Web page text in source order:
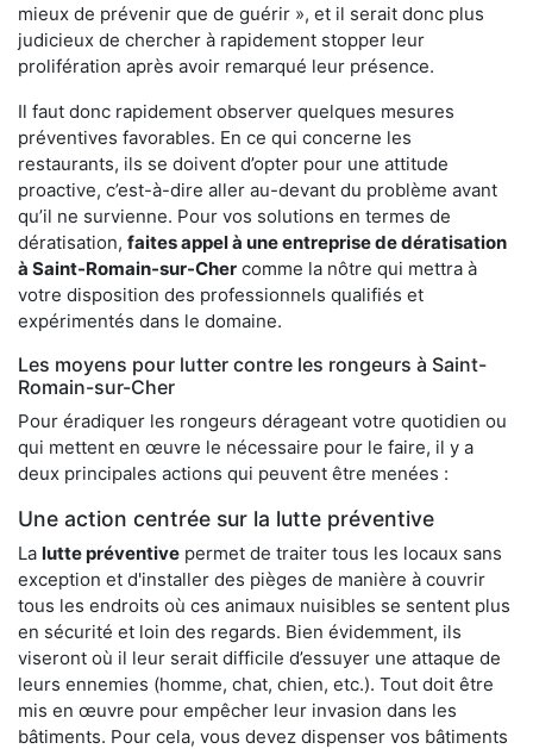
mieux de prévenir que de guérir », et il serait donc plus
judicieux de chercher à rapidement stopper leur
prolifération après avoir remarqué leur présence.
Il faut donc rapidement observer quelques mesures
préventives favorables. En ce qui concerne les
restaurants, ils se doivent d’opter pour une attitude
proactive, c’est-à-dire aller au-devant du problème avant
qu’il ne survienne. Pour vos solutions en termes de
dératisation, faites appel à une entreprise de dératisation
à Saint-Romain-sur-Cher comme la nôtre qui mettra à
votre disposition des professionnels qualifiés et
expérimentés dans le domaine.
Les moyens pour lutter contre les rongeurs à Saint-
Romain-sur-Cher
Pour éradiquer les rongeurs dérageant votre quotidien ou
qui mettent en œuvre le nécessaire pour le faire, il y a
deux principales actions qui peuvent être menées :
Une action centrée sur la lutte préventive
La lutte préventive permet de traiter tous les locaux sans
exception et d'installer des pièges de manière à couvrir
tous les endroits où ces animaux nuisibles se sentent plus
en sécurité et loin des regards. Bien évidemment, ils
viseront où il leur serait difficile d’essuyer une attaque de
leurs ennemies (homme, chat, chien, etc.). Tout doit être
mis en œuvre pour empêcher leur invasion dans les
bâtiments. Pour cela, vous devez dispenser vos bâtiments